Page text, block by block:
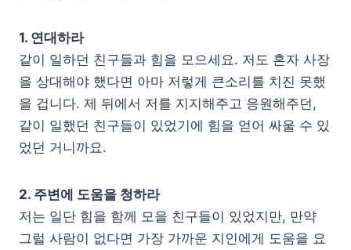
1. 연대하라
같이 일하던 친구들과 힘을 모으세요. 저도 혼자 사장
을 상대해야 했다면 아마 저렇게 큰소리를 치진 못했
을 겁니다. 제 뒤에서 저를 지지해주고 응원해주던,
같이 일했던 친구들이 있었기에 힘을 얻어 싸울 수 있
었던 거니까요.
2. 주변에 도움을 청하라
저는 일단 힘을 함께 모을 친구들이 있었지만, 만약
그럴 사람이 없다면 가장 가까운 지인에게 도움을 요